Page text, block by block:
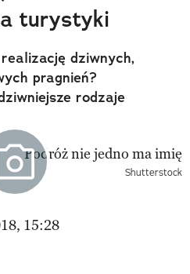
turystyki
dziwnych,
pragnień?
rodzaje
Shutterstock
15:28